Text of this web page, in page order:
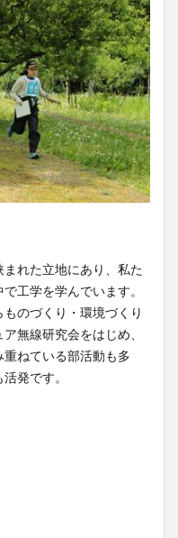
れた立地にあり、私た
工学を学んでいます。
のづくり・環境づくり
無線研究会をはじめ、
ねている部活動も多
発です。